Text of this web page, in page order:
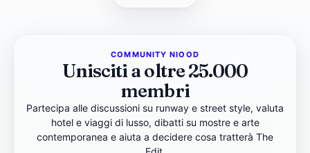
COMMUNITY NIOOD
Unisciti a oltre 25.000
membri
Partecipa alle discussioni su runway e street style, valuta
hotel e viaggi di lusso, dibatti su mostre e arte
contemporanea e aiuta a decidere cosa tratterà The